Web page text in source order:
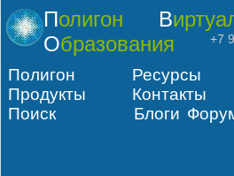
Полигон
Образования
+7
Полигон Ресурсы
Продукты
Контакты
Поиск
Блоги